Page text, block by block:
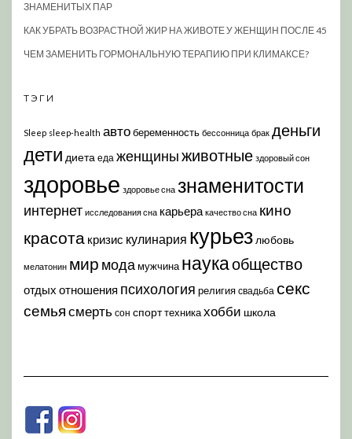
ЗНАМЕНИТЫХ ПАР
КАК УБРАТЬ ВОЗРАСТНОЙ ЖИР НА ЖИВОТЕ У ЖЕНЩИН ПОСЛЕ 45
ЧЕМ ЗАМЕНИТЬ ГОРМОНАЛЬНУЮ ТЕРАПИЮ ПРИ КЛИМАКСЕ?
ТЭГИ
Sleep sleep-health автобеременность бессонница брак деньги
дети диета еда женщиныживотные здоровый сон
здоровье здоровье сна знаменитости
интернет исследования сна карьера качество сна кино
красота кризис кулинария курьез любовь
мелатонин мир модамужчина наукаобщество
отдых отношения психология религия свадьба секс
семья смерть сон спорттехникахобби школа